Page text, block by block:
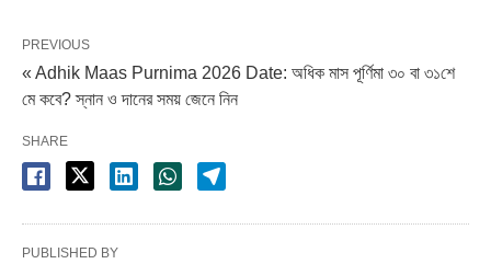
PREVIOUS
« Adhik Maas Purnima 2026 Date: অধিক মাস পূর্ণিমা ৩০ বা ৩১শে
মে কবে? স্নান ও দানের সময় জেনে নিন
SHARE
PUBLISHED BY